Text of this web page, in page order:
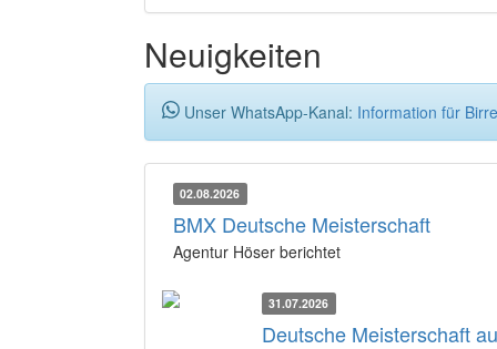
Neuigkeiten
Unser WhatsApp-Kanal: Information für
02.08.2026
BMX Deutsche Meisterschaft
Agentur Höser berichtet
31.07.2026
Deutsche Meisterschaft